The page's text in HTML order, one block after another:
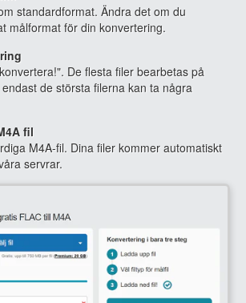
standardformat. Ändra det om du
målformat för din konvertering.
De flesta filer bearbetas på
de största filerna kan ta några
fil
M4A-fil. Dina filer kommer automatiskt
servrar.